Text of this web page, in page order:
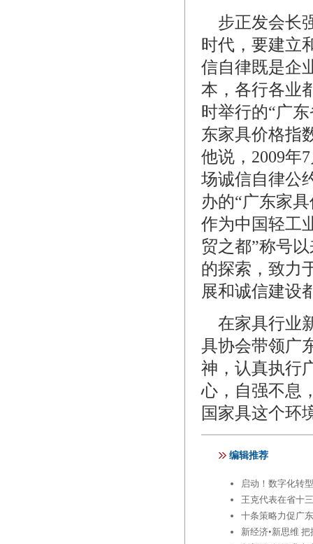
步正发会长
时代，要建立
信自律既是企
本，各行各业
时举行的“广
东家具价格指
他说，2009年
场诚信自律公
办的“广东家
作为中国轻工
贸之都”称号
的探索，致力
展和诚信建设
在家具行业
具协会带领广
神，认真执行
心，自强不息
国家具这个环